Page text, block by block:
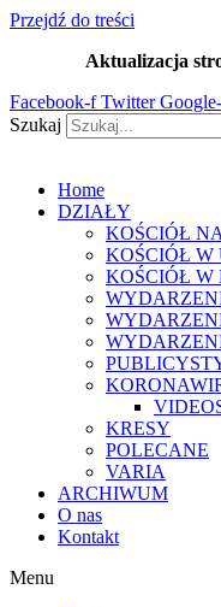
Przejdź do treści
Aktualizacja strony
Facebook-f Twitter
Szukaj
Home
DZIAŁY
KOŚCIÓŁ
KOŚCIÓŁ W
KOŚCIÓŁ W
KRESY
POLECANE
VARIA
ARCHIWUM
O nas
Kontakt
Menu